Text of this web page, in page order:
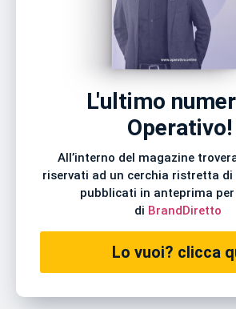
L'ultimo
Operativo!
All’interno del magazine
riservati ad un cerchia ristretta
pubblicati in anteprima
di BrandDiretto
Lo vuoi? clicca